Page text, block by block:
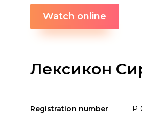
Watch online
Лексикон
Registration number